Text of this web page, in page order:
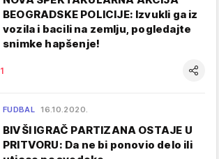
BEOGRADSKE POLICIJE: Izvukli ga iz
vozila i bacili na zemlju, pogledajte
snimke hapšenje!
1
FUDBAL 16.10.2020.
BIVŠI IGRAČ PARTIZANA OSTAJE U
PRITVORU: Da ne bi ponovio delo ili